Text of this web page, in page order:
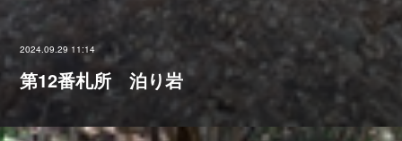
2024.09.29 11:14
第12番札所 泊り岩